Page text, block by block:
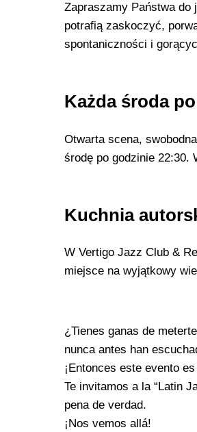
Zapraszamy Państwa do
potrafią zaskoczyć,
spontaniczności i
​Każda środa
Otwarta scena,
środę po godzinie 22:30.
Kuchnia
W Vertigo Jazz Club &
miejsce na wyjątkowy
¿Tienes ganas de
nunca antes han
¡Entonces este evento es
Te invitamos a la “Latin
pena de verdad.
¡Nos vemos allá!